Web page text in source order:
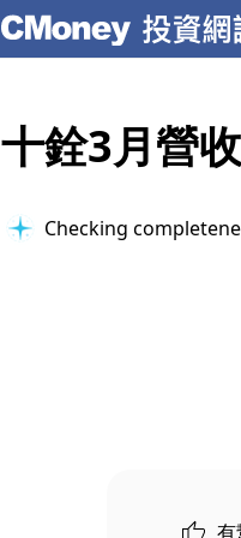
十銓3月營
Checking
有